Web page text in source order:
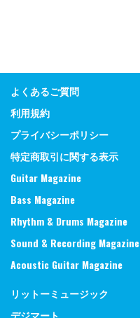
よくあるご質問
利用規約
プライバシーポリシー
特定商取引に関する表示
Guitar Magazine
Bass Magazine
Rhythm & Drums Magazine
Sound & Recording Magazine
Acoustic Guitar Magazine
リットーミュージック
デジマート